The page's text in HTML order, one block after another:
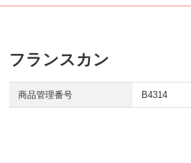
フランスカン
商品管理番号 B4314